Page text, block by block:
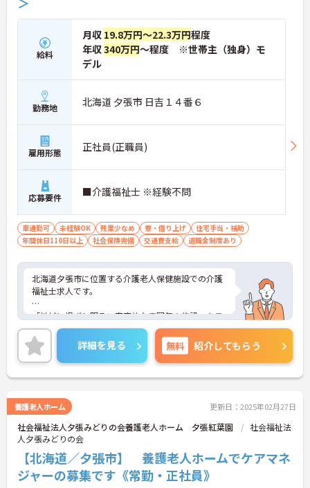
給料
月収 19.8万円～22.3万円程度
年収340万円～程度 ※世帯主（独身）モ
デル
勤務地 北海道 夕張市 日吉１４番６
雇用形態 正社員(正職員)
応募要件 ■介護福祉士 ※経験不問
車通勤可 未経験OK 残業少なめ 寮・借り上げ
住宅手当・補助
年間休日110日以上
社会保険完備 交通費支給 退職金制度あり
北海道夕張市に位置する介護老人保健施設での介護
福祉士求人です。
「地域に根ざし明るい家庭的な雰囲気の施設」をモ
ットーとし、在宅復帰を目指し、多職種協働でサポ
ートしています。
各種手当等も充実しており、長く安心してご就業い
ただけます。
ご興味ある方には、面接対策ポイントなど、さらに
詳細をお話しいたしますのでお気軽にご相談くださ
い！
詳細を見る 無料 紹介してもらう
養護老人ホーム 更新日：2025年02月27日
社会福祉法人夕張みどりの会養護老人ホーム 夕張紅葉園
社会福祉法
人夕張みどりの会
【北海道／夕張市】 養護老人ホームでケアマネ
ジャーの募集です《常勤・正社員》